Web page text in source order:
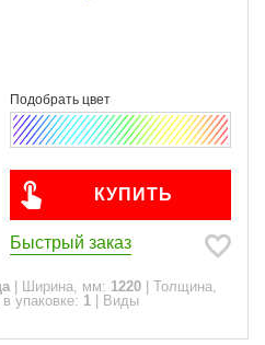
КУПИТЬ
Быстрый заказ
Ширина, мм: 1220
Толщина,
в упаковке: 1
Виды